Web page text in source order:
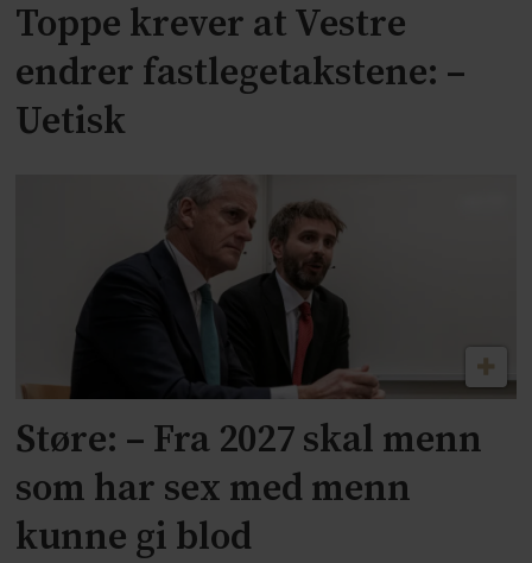
Toppe krever at Vestre
endrer fastlegetakstene: –
Uetisk
Støre: – Fra 2027 skal menn
som har sex med menn
kunne gi blod